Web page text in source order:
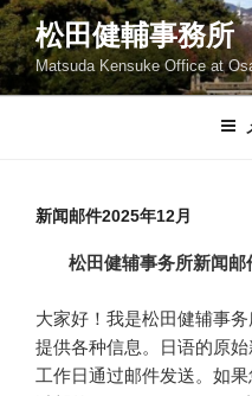
コ
ン
テ
ン
松田健輔事務所
Matsuda Kensuke Office at
新闻邮件2025年12月
松田健辅事务所新闻邮
大家好！我是松田健辅事
提供各种信息。日语的原
工作日通过邮件发送。如